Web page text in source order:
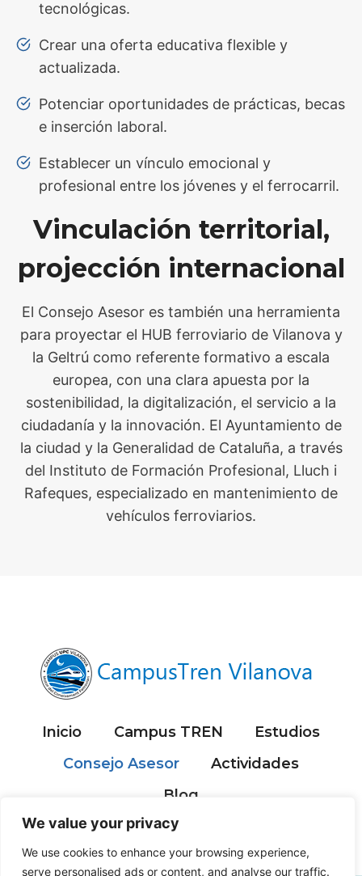
We value your privacy
We use cookies to enhance your browsing experience,
serve personalised ads or content, and analyse our traffic.
tecnológicas.
Crear una oferta educativa flexible y
actualizada.
Potenciar oportunidades de prácticas, becas
e inserción laboral.
Establecer un vínculo emocional y
profesional entre los jóvenes y el ferrocarril.
Vinculación territorial,
projección internacional
El Consejo Asesor es también una herramienta
para proyectar el HUB ferroviario de Vilanova y
la Geltrú como referente formativo a escala
europea, con una clara apuesta por la
sostenibilidad, la digitalización, el servicio a la
ciudadanía y la innovación. El Ayuntamiento de
la ciudad y la Generalidad de Cataluña, a través
del Instituto de Formación Profesional, Lluch i
Rafeques, especializado en mantenimiento de
vehículos ferroviarios.
Inicio Campus TREN
Estudios
Consejo Asesor
Actividades
Blog